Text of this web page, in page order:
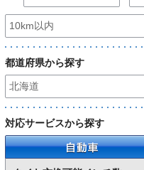
都道府県から探す
対応サービスから探す
自動車